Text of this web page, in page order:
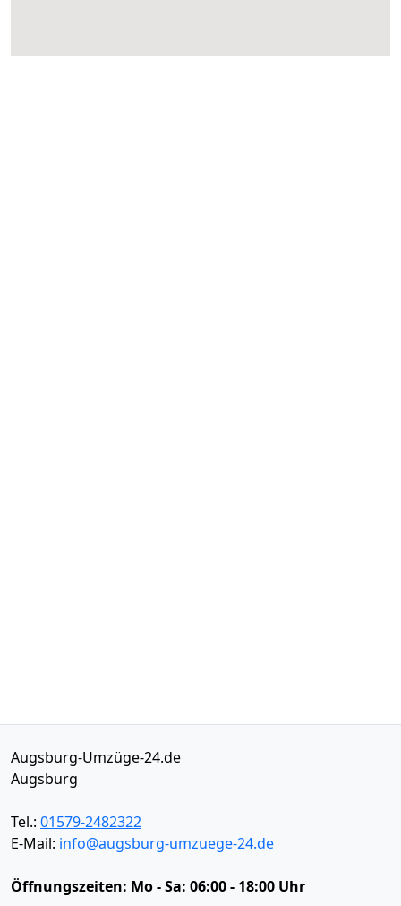
Augsburg-Umzüge-24.de
Augsburg
Tel.: 01579-2482322
E-Mail: info@augsburg-umzuege-24.de
Öffnungszeiten: Mo - Sa: 06:00 - 18:00 Uhr